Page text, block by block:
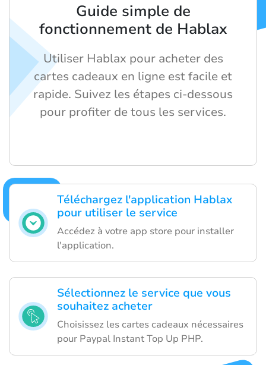
Téléchargez l'application Hablax
pour utiliser le service
Accédez à votre app store pour installer
l'application.
Sélectionnez le service que vous
souhaitez acheter
Choisissez les cartes cadeaux nécessaires
pour Paypal Instant Top Up PHP.
Guide simple de
fonctionnement de Hablax
Utiliser Hablax pour acheter des
cartes cadeaux en ligne est facile et
rapide. Suivez les étapes ci-dessous
pour profiter de tous les services.